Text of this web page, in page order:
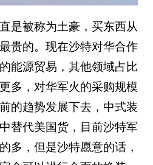
是被称为土豪，买东西从
贵的。现在沙特对华合作
能源贸易，其他领域占比
多，对华军火的采购规模
的趋势发展下去，中式装
替代美国货，目前沙特军
多，但是沙特愿意的话，